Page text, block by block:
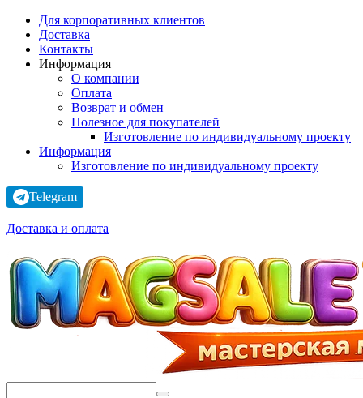
Для корпоративных клиентов
Доставка
Контакты
Информация
О компании
Оплата
Возврат и обмен
Полезное для покупателей
Изготовление по индивидуальному проекту
Информация
Изготовление по индивидуальному проекту
Telegram
Доставка и оплата